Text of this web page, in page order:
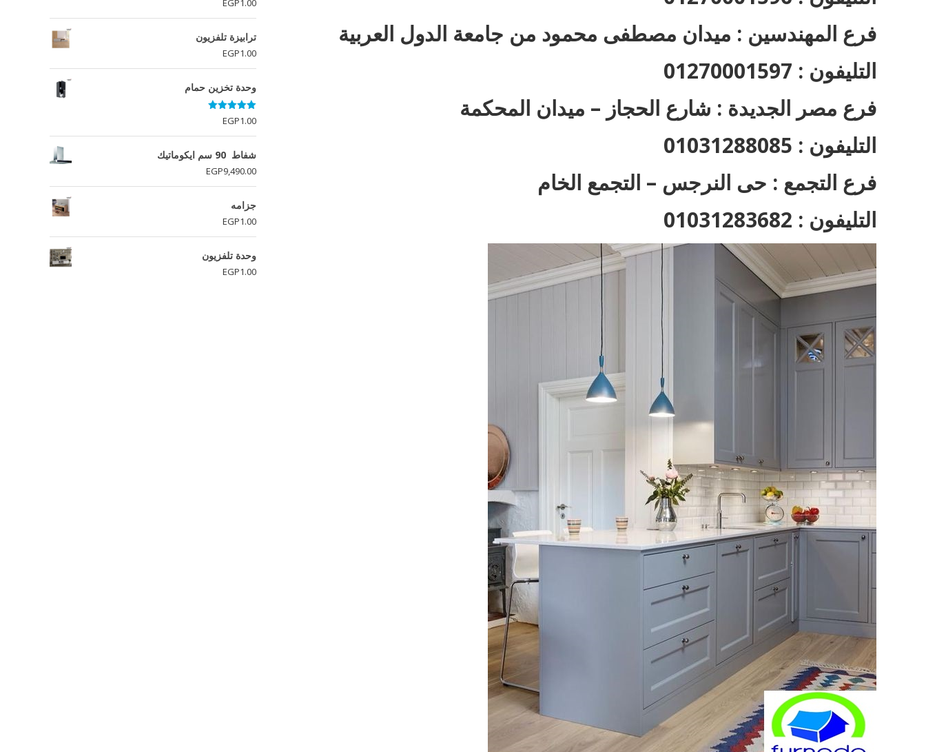
فرع المهندسين : ميدان مصطفى محمود من جامعة الدول العربية
التليفون : 01270001597
فرع مصر الجديدة : شارع الحجاز – ميدان المحكمة
التليفون : 01031288085
فرع التجمع : حى النرجس – التجمع الخام
التليفون : 01031283682
EGP1.00
ترابيزة تلفزيون
EGP1.00
وحدة تخزين حمام
تم التقييم
5.00
من 5
EGP1.00
شفاط 90 سم ايكوماتيك
EGP9,490.00
جزامه
EGP1.00
وحدة تلفزيون
EGP1.00